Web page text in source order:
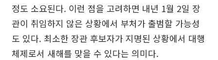
정도 소요된다. 이런 점을 고려하면 내년 1월 2일 장
관이 취임하지 않은 상황에서 부처가 출범할 가능성
도 있다. 최소한 장관 후보자가 지명된 상황에서 대행
체제로서 새해를 맞을 수 있다는 의미다.